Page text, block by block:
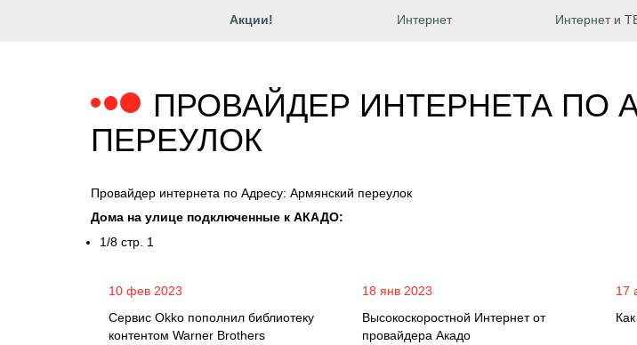
Акции! Интернет Интернет и
ПРОВАЙДЕР ИНТЕРНЕТА ПО
ПЕРЕУЛОК
Провайдер интернета по Адресу: Армянский переулок
Дома на улице подключенные к АКАДО:
1/8 стр. 1
10 фев 2023
Сервис Okko пополнил библиотеку
контентом Warner Brothers
18 янв 2023
Высокоскоростной Интернет от
провайдера Акадо
17